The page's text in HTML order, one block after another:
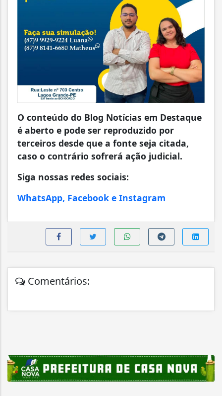
O conteúdo do Blog Notícias em Destaque
é aberto e pode ser reproduzido por
terceiros desde que a fonte seja citada,
caso o contrário sofrerá ação judicial.
Siga nossas redes sociais:
WhatsApp, Facebook e Instagram
Comentários: